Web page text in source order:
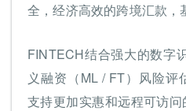
全，经济高效的跨境汇款，
FINTECH结合强大的数字
义融资（ML / FT）风险评
支持更加实惠和远程可访